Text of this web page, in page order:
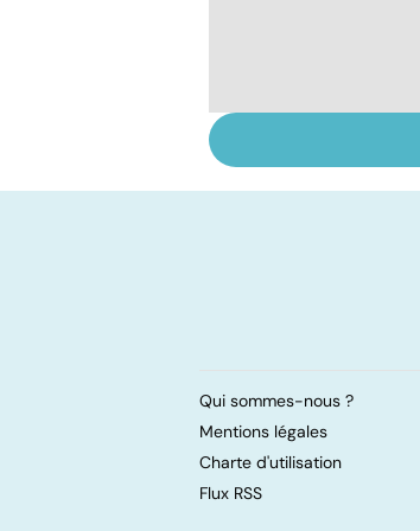
science
Qui sommes-nous ?
Mentions légales
Charte d'utilisation
Flux RSS